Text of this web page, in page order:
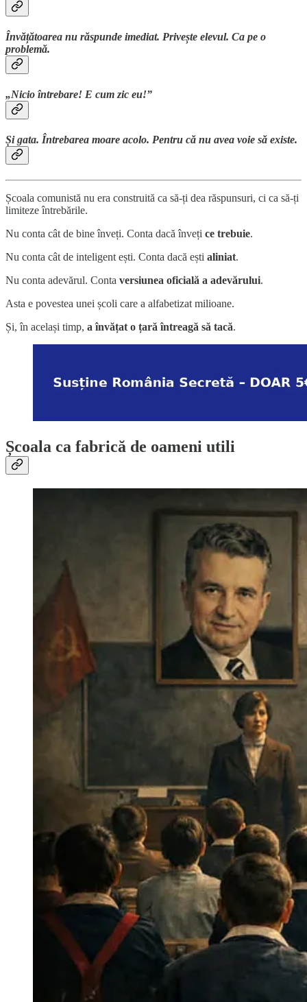
Învățătoarea nu răspunde imediat. Privește elevul. Ca pe o
problemă.
„Nicio întrebare! E cum zic eu!”
Și gata. Întrebarea moare acolo. Pentru că nu avea voie să existe.
Școala comunistă nu era construită ca să-ți dea răspunsuri, ci ca să-ți
limiteze întrebările.
Nu conta cât de bine înveți. Conta dacă înveți ce trebuie.
Nu conta cât de inteligent ești. Conta dacă ești aliniat.
Nu conta adevărul. Conta versiunea oficială a adevărului.
Asta e povestea unei școli care a alfabetizat milioane.
Și, în același timp, a învățat o țară întreagă să tacă.
Școala ca fabrică de oameni utili